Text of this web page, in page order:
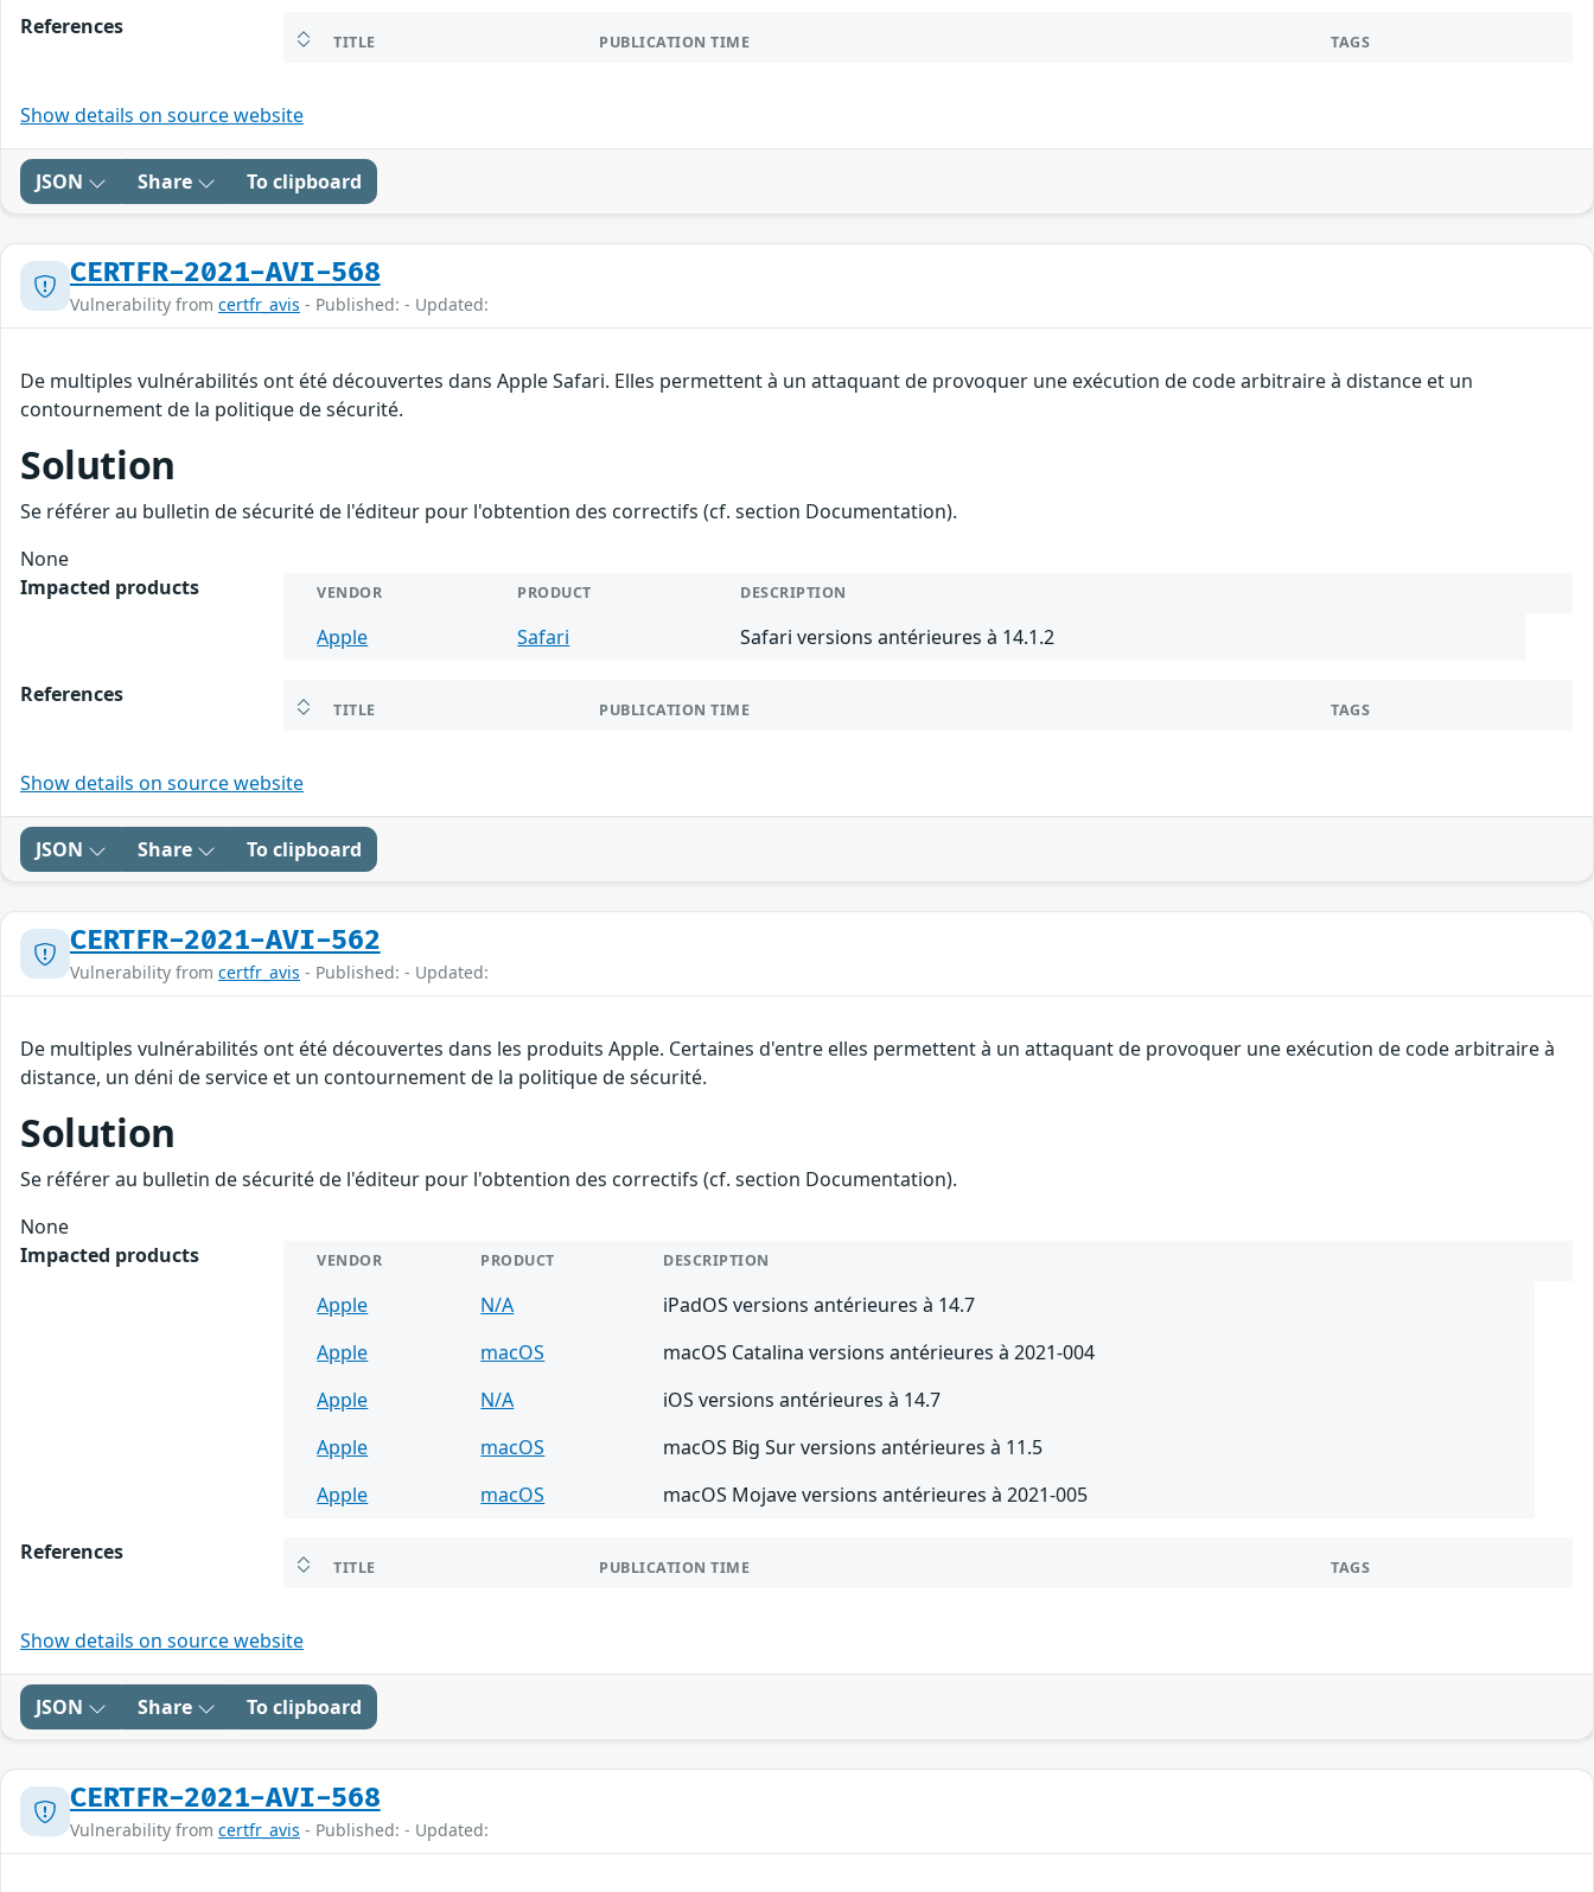
References
TITLE PUBLICATION TIME TAGS
Show details on source website
JSON Share To clipboard
CERTFR-2021-AVI-568
Vulnerability from certfr_avis - Published: - Updated:
De multiples vulnérabilités ont été découvertes dans Apple Safari. Elles permettent à un attaquant de provoquer une exécution de code arbitraire à distance et un
contournement de la politique de sécurité.
Solution
Se référer au bulletin de sécurité de l'éditeur pour l'obtention des correctifs (cf. section Documentation).
None
Impacted products
VENDOR PRODUCT DESCRIPTION
Apple Safari Safari versions antérieures à 14.1.2
References
TITLE PUBLICATION TIME TAGS
Show details on source website
JSON Share To clipboard
CERTFR-2021-AVI-562
Vulnerability from certfr_avis - Published: - Updated:
De multiples vulnérabilités ont été découvertes dans les produits Apple. Certaines d'entre elles permettent à un attaquant de provoquer une exécution de code arbitraire à
distance, un déni de service et un contournement de la politique de sécurité.
Solution
Se référer au bulletin de sécurité de l'éditeur pour l'obtention des correctifs (cf. section Documentation).
None
Impacted products
VENDOR PRODUCT DESCRIPTION
Apple N/A
iPadOS versions antérieures à 14.7
Apple
macOS
macOS Catalina versions antérieures à 2021-004
Apple
N/A
iOS versions antérieures à 14.7
Apple
macOS
macOS Big Sur versions antérieures à 11.5
Apple
macOS macOS Mojave versions antérieures à 2021-005
References
TITLE PUBLICATION TIME TAGS
Show details on source website
JSON Share To clipboard
CERTFR-2021-AVI-568
Vulnerability from certfr_avis - Published: - Updated: